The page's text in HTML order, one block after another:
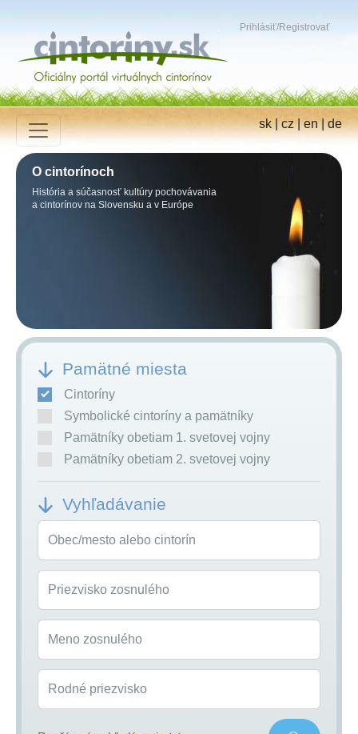
Prihlásiť/Registrovať
sk|cz|en|de
O cintorínoch
História a súčasnosť kultúry pochovávania
a cintorínov na Slovensku a v Európe
Pamätné miesta
Cintoríny
Symbolické cintoríny a pamätníky
Pamätníky obetiam 1. svetovej vojny
Pamätníky obetiam 2. svetovej vojny
Vyhľadávanie
Obec/mesto alebo cintorín
Priezvisko zosnulého
Meno zosnulého
Rodné priezvisko